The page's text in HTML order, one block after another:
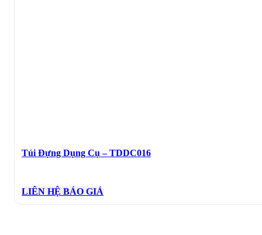
Túi Đựng Dụng Cụ – TDDC016
LIÊN HỆ BÁO GIÁ